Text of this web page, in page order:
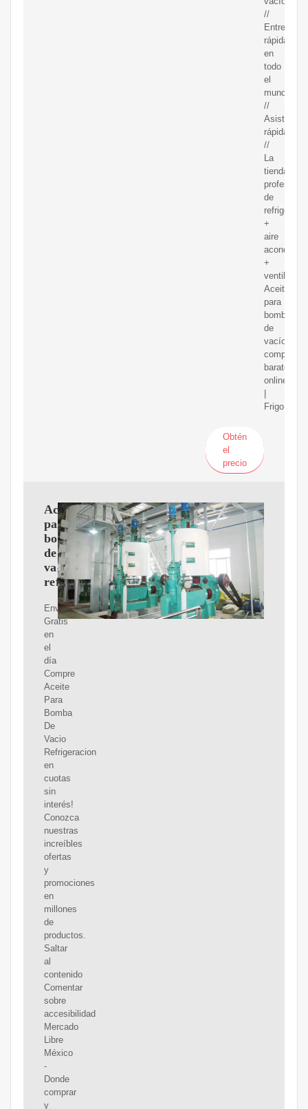
//
Entrega
rápida
en
todo
el
mundo
//
Asistencia
rápida
//
La
tienda
profesional
de
+
aire
+
ventilación
Aceite
para
bombas
de
vacío
comprar
barato
online
Obtén
el
precio
Aceite
para
bomba
de
vacio
refrigeracion
Envíos
Gratis
en
el
día
Compre
Aceite
Para
Bomba
De
Vacio
Refrigeracion
en
cuotas
sin
interés!
Conozca
nuestras
increíbles
ofertas
y
promociones
en
millones
de
productos.
Saltar
al
contenido
Comentar
sobre
accesibilidad
Mercado
Libre
México
-
Donde
comprar
y